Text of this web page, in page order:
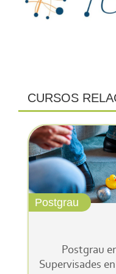
CURSOS
Postgrau
Postgrau
Supervisades